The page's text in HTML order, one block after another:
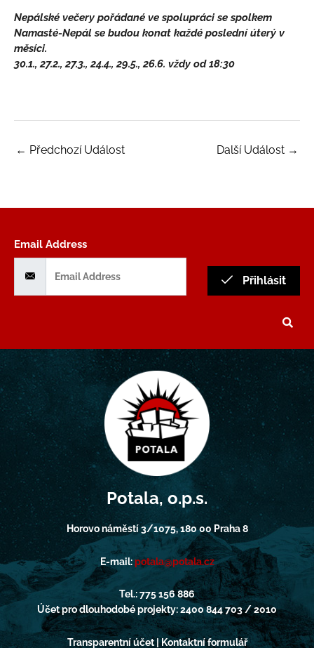
Nepálské večery pořádané ve spolupráci se spolkem
Namasté-Nepál se budou konat každé poslední úterý v
měsíci.
30.1., 27.2., 27.3., 24.4., 29.5., 26.6. vždy od 18:30
← Předchozí Událost Další Událost →
Email Address
Přihlásit
Potala, o.p.s.
Horovo náměstí 3/1075, 180 00 Praha 8
E-mail:potala@potala.cz
Tel.: 775 156 886
Účet pro dlouhodobé projekty: 2400 844 703 / 2010
Transparentní účet | Kontaktní formulář